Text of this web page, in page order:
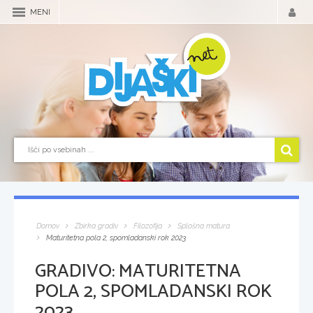
MENI
Domov Zbirka gradiv Filozofija
Splošna matura
Maturitetna pola 2, spomladanski rok 2023
GRADIVO:MATURITETNA
POLA 2, SPOMLADANSKI ROK